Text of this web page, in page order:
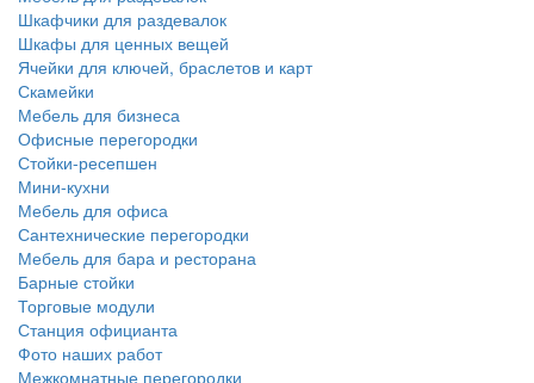
Шкафчики для раздевалок
Шкафы для ценных вещей
Ячейки для ключей, браслетов и карт
Скамейки
Мебель для бизнеса
Офисные перегородки
Стойки-ресепшен
Мини-кухни
Мебель для офиса
Сантехнические перегородки
Мебель для бара и ресторана
Барные стойки
Торговые модули
Станция официанта
Фото наших работ
Межкомнатные перегородки